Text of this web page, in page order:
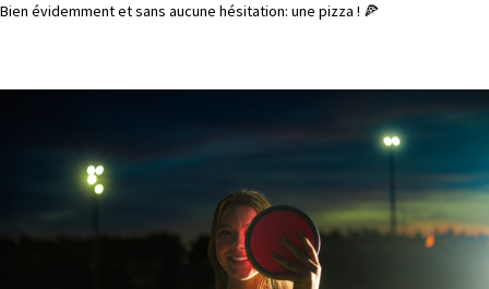
Bien évidemment et sans aucune hésitation: une pizza ! 🍕